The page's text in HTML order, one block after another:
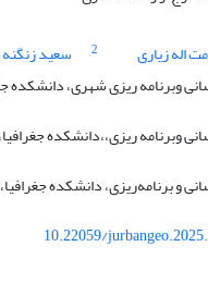
اله زیاری 2 سعید
وبرنامه ریزی شهری، دانشکده
وبرنامه ریزی،،دانشکده
و برنامه‌ریزی، دانشکده
10.22059/